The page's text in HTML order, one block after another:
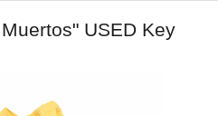
USED Key